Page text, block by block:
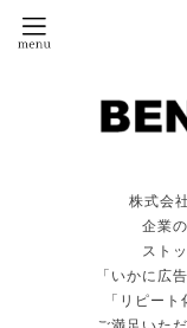
株式会
企業
スト
「いかに広
「リピー